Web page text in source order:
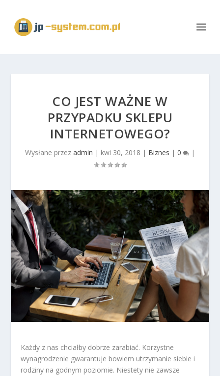
CO JEST WAŻNE W
PRZYPADKU SKLEPU
INTERNETOWEGO?
Wysłane przez admin | kwi 30, 2018 | Biznes | 0 |
Każdy z nas chciałby dobrze zarabiać. Korzystne
wynagrodzenie gwarantuje bowiem utrzymanie siebie i
rodziny na godnym poziomie. Niestety nie zawsze